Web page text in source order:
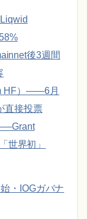
後3週間
HF）——6月
直接投票
世界初」
・IOGガバナ